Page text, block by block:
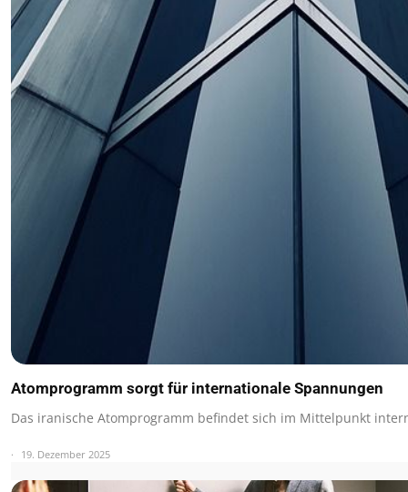
Atomprogramm sorgt für internationale Spannungen
Das iranische Atomprogramm befindet sich im Mittelpunkt
19. Dezember 2025